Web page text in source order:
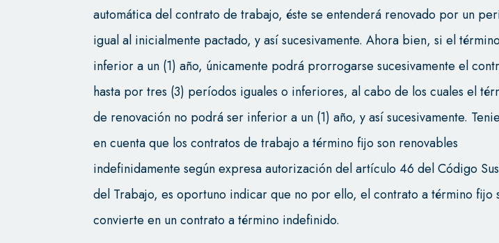
automática del contrato de trabajo, éste se entenderá renovado por un
igual al inicialmente pactado, y así sucesivamente. Ahora bien, si el
inferior a un (1) año, únicamente podrá prorrogarse sucesivamente el
hasta por tres (3) períodos iguales o inferiores, al cabo de los cuales el
de renovación no podrá ser inferior a un (1) año, y así sucesivamente.
en cuenta que los contratos de trabajo a término fijo son renovables
indefinidamente según expresa autorización del artículo 46 del Código
del Trabajo, es oportuno indicar que no por ello, el contrato a término fijo
convierte en un contrato a término indefinido.